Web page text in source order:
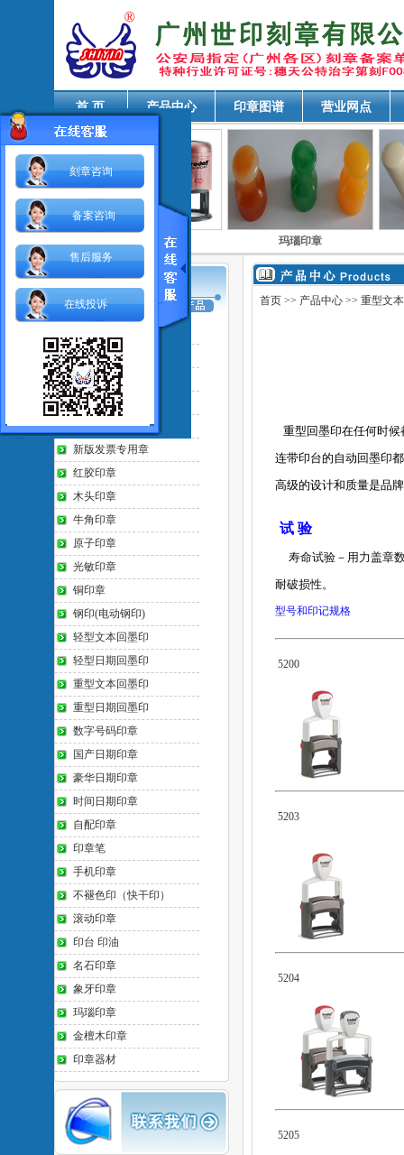
首 页 产品中心 印章图谱 营业网点
自动回墨铜印 玛瑙印章
芯片防伪印章
网络印章
自动回墨铜印
防伪印章
新版发票专用章
红胶印章
木头印章
牛角印章
原子印章
光敏印章
铜印章
钢印(电动钢印)
轻型文本回墨印
轻型日期回墨印
重型文本回墨印
重型日期回墨印
数字号码印章
国产日期印章
豪华日期印章
时间日期印章
自配印章
印章笔
手机印章
不褪色印（快干印）
滚动印章
印台 印油
名石印章
象牙印章
玛瑙印章
金檀木印章
印章器材
首页 >> 产品中心 >> 重型文
重型回墨印在任何时候
连带印台的自动 回墨印
高级的设计和质量是品
试 验
寿命试验－用力盖章
耐破损性。
型号和印记规格
5200
5203
5204
5205
刻章咨询
备案咨询
售后服务
在线投诉